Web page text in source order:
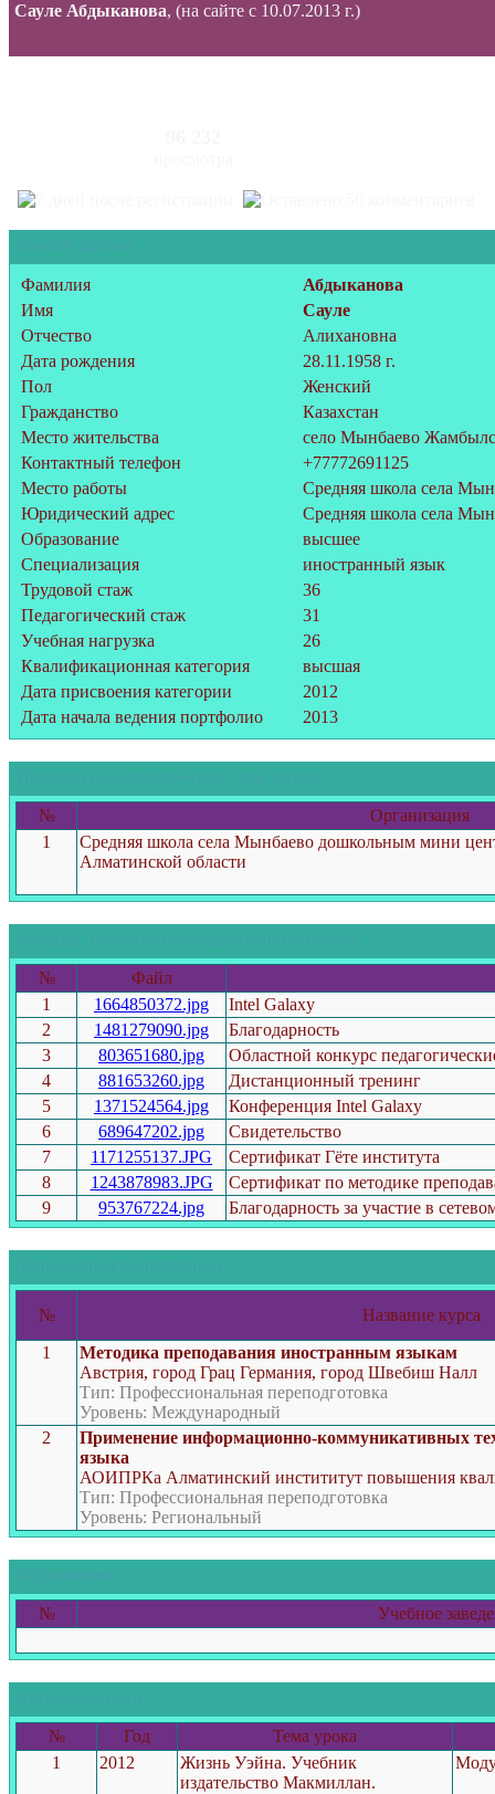
Сауле Абдыканова, (на сайте с 10.07.2013 г.)
Фамилия
Абдыканова
Имя
Сауле
Отчество
Алихановна
Дата рождения
28.11.1958 г.
Пол
Женский
Гражданство
Казахстан
Место жительства
село Мынбаево
Контактный телефон
+77772691125
Место работы
Средняя школа села
Юридический адрес
Средняя школа села
Образование
высшее
Специализация
иностранный язык
Трудовой стаж
36
Педагогический стаж
31
Учебная нагрузка
26
Квалификационная категория
высшая
Дата присвоения категории
2012
Дата начала ведения портфолио
2013
№
Организация
1
Средняя школа села Мынбаево дошкольным мини
Алматинской области
№
Файл
1
1664850372.jpg
Intel Galaxy
2
1481279090.jpg
Благодарность
3
803651680.jpg
Областной конкурс
4
881653260.jpg
Дистанционный тренинг
5
1371524564.jpg
Конференция Intel Galaxy
6
689647202.jpg
Свидетельство
7
1171255137.JPG
Сертификат Гёте института
8
1243878983.JPG
Сертификат по методике
9
953767224.jpg Благодарность за участие в
№
Название курса
1
Методика преподавания иностранным языкам
Австрия, город Грац Германия, город Швебиш Налл
Тип: Профессиональная переподготовка
Уровень: Международный
2
Применение информационно-коммуникативных
языка
АОИПРКа Алматинский инстититут повышения
Тип: Профессиональная переподготовка
Уровень: Региональный
№ Учебное
№ Год
Тема урока
1
2012
Жизнь Уэйна. Учебник
издательство Макмиллан.